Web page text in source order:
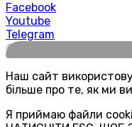
Facebook
Youtube
Telegram
🌍
Наш сайт
більше про те, як ми
Я приймаю файли